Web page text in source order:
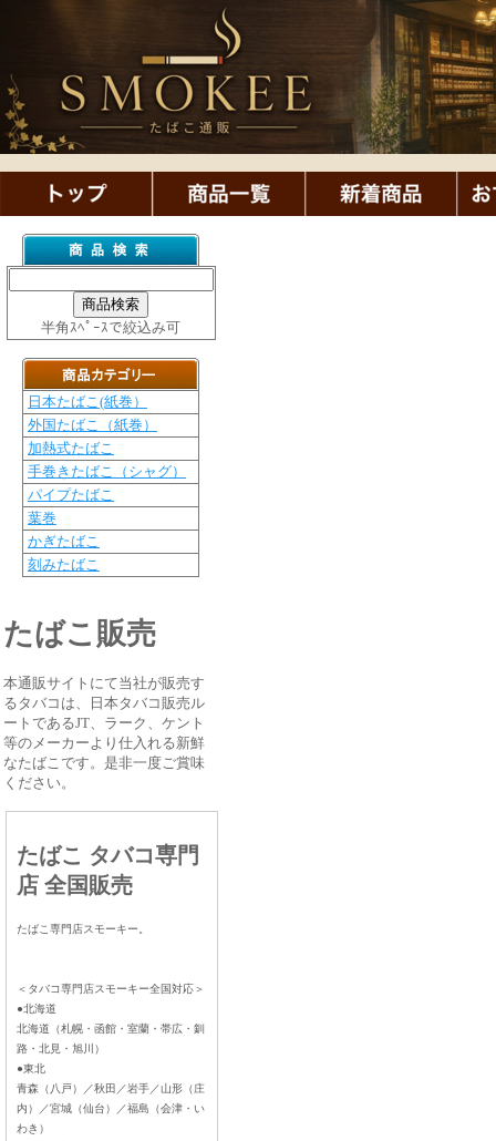
半角ｽﾍﾟｰｽで絞込み可
日本たばこ(紙巻）
外国たばこ（紙巻）
加熱式たばこ
手巻きたばこ（シャグ）
パイプたばこ
葉巻
かぎたばこ
刻みたばこ
たばこ販売
本通販サイトにて当社が販売す
るタバコは、日本タバコ販売ル
ートであるJT、ラーク、ケント
等のメーカーより仕入れる新鮮
なたばこです。是非一度ご賞味
ください。
たばこ タバコ専門
店 全国販売
たばこ専門店スモーキー。
＜タバコ専門店スモーキー全国対応＞
●北海道
北海道（札幌・函館・室蘭・帯広・釧
路・北見・旭川）
●東北
青森（八戸）／秋田／岩手／山形（庄
内）／宮城（仙台）／福島（会津・い
わき）